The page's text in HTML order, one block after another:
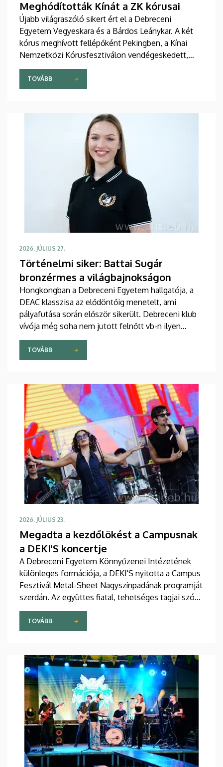
Meghódították Kínát a ZK kórusai
Újabb világraszóló sikert ért el a Debreceni
Egyetem Vegyeskara és a Bárdos Leánykar. A két
kórus meghívott fellépőként Pekingben, a Kínai
Nemzetközi Kórusfesztiválon vendégeskedett,
ahol impozáns és modern, kiváló akusztikájú
helyszíneken hatalmas sikerű koncerteket adtak. A
kínai turné Peking után Szecsuán tartomány
TOVÁBB
2026. JÚLIUS 27.
Történelmi siker: Battai Sugár
bronzérmes a világbajnokságon
Hongkongban a Debreceni Egyetem hallgatója, a
DEAC klasszisa az elődöntőig menetelt, ami
pályafutása során először sikerült. Debreceni klub
vívója még soha nem jutott felnőtt vb-n ilyen
messzire egyéniben.
TOVÁBB
2026. JÚLIUS 23.
Megadta a kezdőlökést a Campusnak
a DEKI'S koncertje
A Debreceni Egyetem Könnyűzenei Intézetének
különleges formációja, a DEKI'S nyitotta a Campus
Fesztivál Metal-Sheet Nagyszínpadának programját
szerdán. Az együttes fiatal, tehetséges tagjai szó
szerint slágeresőt zúdítottak a közönségre, többek
között Abba, Bruno Mars és Pharell Williams
dalaival hangolták a fesztiválozókat a nyitónap
TOVÁBB